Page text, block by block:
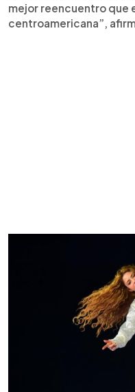
mejor reencuentro que
centroamericana”,